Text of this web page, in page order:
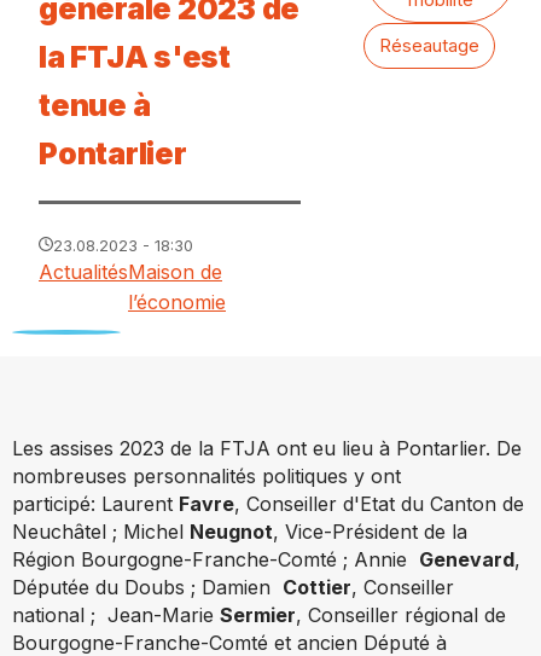
générale 2023 de
la FTJA s'est
tenue à
Pontarlier
23.08.2023 - 18:30
ActualitésMaison de
l’économie
Réseautage
Les assises 2023 de la FTJA ont eu lieu à Pontarlier. De
nombreuses personnalités politiques y ont
participé: Laurent Favre, Conseiller d'Etat du Canton de
Neuchâtel ; Michel Neugnot, Vice-Président de la
Région Bourgogne-Franche-Comté ; Annie Genevard,
Députée du Doubs ; Damien Cottier, Conseiller
national ; Jean-Marie Sermier, Conseiller régional de
Bourgogne-Franche-Comté et ancien Député à